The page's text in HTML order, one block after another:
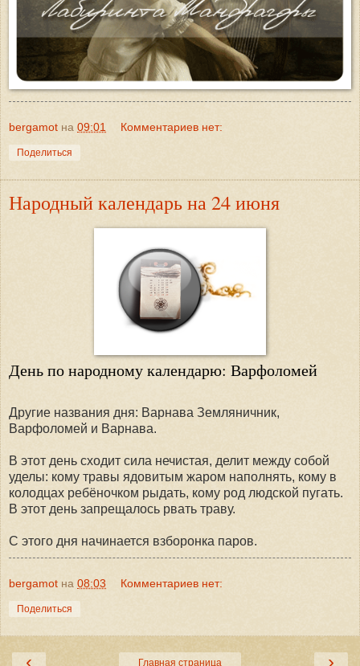
bergamot на 09:01 Комментариев нет:
Поделиться
Народный календарь на 24 июня
День по народному календарю: Варфоломей
Другие названия дня: Варнава Земляничник,
Варфоломей и Варнава.
В этот день сходит сила нечистая, делит между собой
уделы: кому травы ядовитым жаром наполнять, кому в
колодцах ребёночком рыдать, кому род людской пугать.
В этот день запрещалось рвать траву.
С этого дня начинается взборонка паров.
bergamot на 08:03 Комментариев нет:
Поделиться
Главная страница